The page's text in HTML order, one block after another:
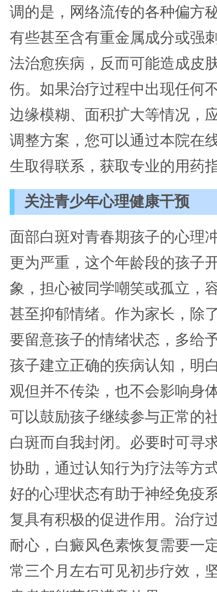
调的是，网络流传的各种偏方
有些甚至含有重金属成分或强
法治愈疾病，反而可能造成皮
伤。如果治疗过程中出现任何
边缘模糊、面积扩大等情况，
调整方案，您可以通过本院在
生取得联系，获取专业的用药
关注青少年心理健康干预
面部白斑对青春期孩子的心理
更为严重，这个年龄段的孩子
象，担心被同学嘲笑或孤立，
甚至抑郁情绪。作为家长，除
要留意孩子的情绪状态，多给
孩子建立正确的疾病认知，明
观但并不传染，也不会影响身
可以鼓励孩子继续参与正常的
白斑而自我封闭。必要时可寻
协助，通过认知行为疗法等方
好的心理状态有助于神经免疫
复具有积极的促进作用。治疗
耐心，白癜风色素恢复需要一
常三个月左右可见初步疗效，